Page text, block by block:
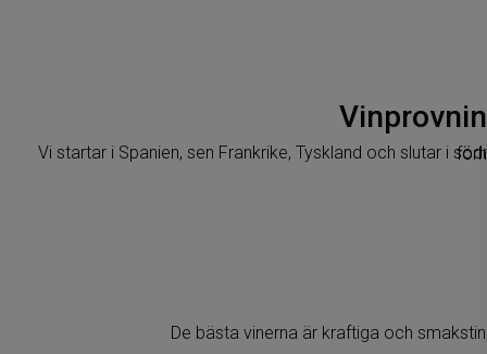
Vi startar i
De bästa vinerna är kraftiga och